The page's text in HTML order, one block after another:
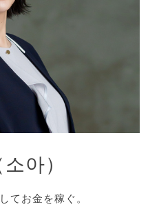
아）
てお金を稼ぐ。